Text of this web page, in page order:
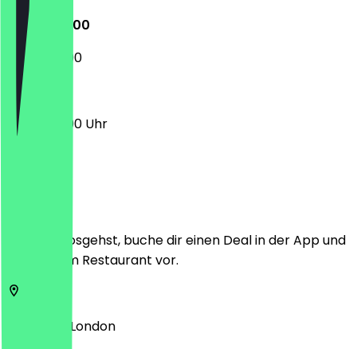
12:00 - 23:00
12:00 - 23:00
12:00 - 23:00 Uhr
Bevor du losgehst, buche dir einen Deal in der App und
zeige ihn im Restaurant vor.
London